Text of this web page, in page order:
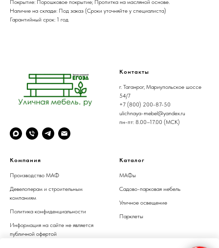
Покрытие: Порошковое покрытие; Пропитка на масляной основе.
Наличие на складе: Под заказ (Сроки уточняйте у специалиста)
Гарантийный срок: 1 год
Контакты
г. Таганрог, Мариупольское шоссе
54/7
+7 (800) 200-87-50
ulichnaya-mebel@yandex.ru
пн-пт: 8.00–17.00 (МСК)
Компания
Производство МАФ
Девелоперам и строительным
компаниям
Политика конфиденциальности
Информация на сайте не является
публичной офертой
Каталог
МАФы
Садово-парковая мебель
Уличное освещение
Парклеты